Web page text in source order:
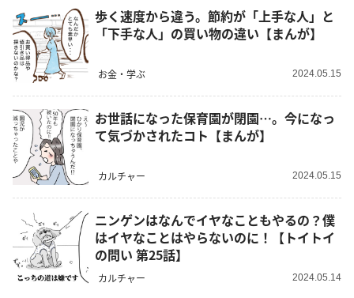
歩く速度から違う。節約が「上手な人」と
「下手な人」の買い物の違い【まんが】
お金・学ぶ 2024.05.15
お世話になった保育園が閉園…。今になっ
て気づかされたコト【まんが】
カルチャー 2024.05.15
ニンゲンはなんでイヤなこともやるの？僕
はイヤなことはやらないのに！【トイトイ
の問い 第25話】
カルチャー 2024.05.14